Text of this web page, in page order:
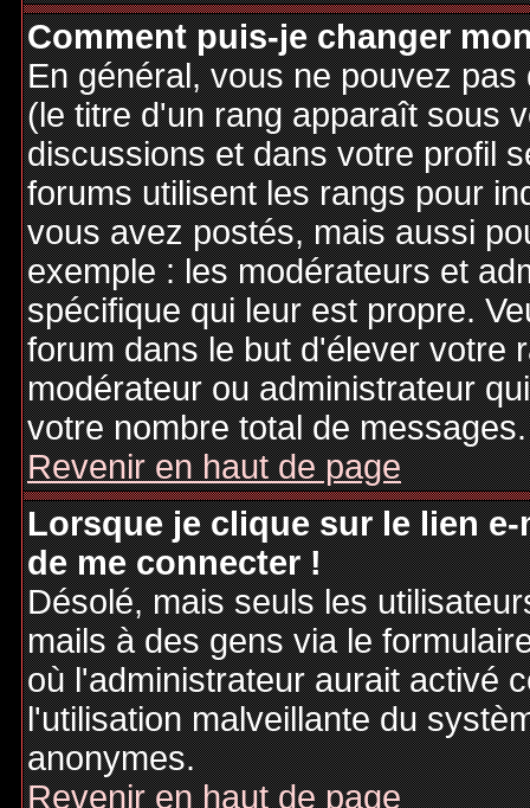
Comment puis-je changer
En général, vous ne pouvez
(le titre d'un rang apparaît sous
discussions et dans votre profil
forums utilisent les rangs pour
vous avez postés, mais aussi
exemple : les modérateurs et
spécifique qui leur est propre.
forum dans le but d'élever votre
modérateur ou administrateur
votre nombre total de messages.
Revenir en haut de page
Lorsque je clique sur le lien
de me connecter !
Désolé, mais seuls les
mails à des gens via le
où l'administrateur aurait activé
l'utilisation malveillante du
anonymes.
Revenir en haut de page